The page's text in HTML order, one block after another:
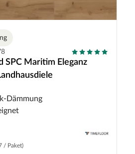
SPC Maritim Eleganz
Dämmung
/ Paket)